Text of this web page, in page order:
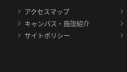
アクセスマップ
キャンパス・施設紹介
サイトポリシー